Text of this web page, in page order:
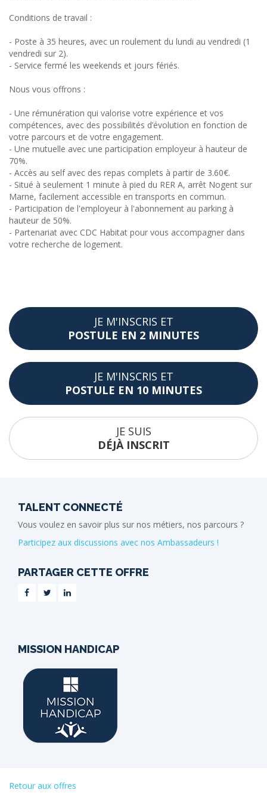
Conditions de travail :
- Poste à 35 heures, avec un roulement du lundi au vendredi (1
vendredi sur 2).
- Service fermé les weekends et jours fériés.
Nous vous offrons :
- Une rémunération qui valorise votre expérience et vos
compétences, avec des possibilités d’évolution en fonction de
votre parcours et de votre engagement.
- Une mutuelle avec une participation employeur à hauteur de
70%.
- Accès au self avec des repas complets à partir de 3.60€.
- Situé à seulement 1 minute à pied du RER A, arrêt Nogent sur
Marne, facilement accessible en transports en commun.
- Participation de l'employeur à l'abonnement au parking à
hauteur de 50%.
- Partenariat avec CDC Habitat pour vous accompagner dans
votre recherche de logement.
JE M'INSCRIS ET
POSTULE EN 2 MINUTES
JE M'INSCRIS ET
POSTULE EN 10 MINUTES
JE SUIS
DÉJÀ INSCRIT
TALENT CONNECTÉ
Vous voulez en savoir plus sur nos métiers, nos parcours ?
Participez aux discussions avec nos Ambassadeurs !
PARTAGER CETTE OFFRE
MISSION HANDICAP
Retour aux offres